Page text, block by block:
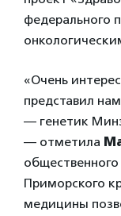
федерального
«Очень
представил
— генетик
— отметила
Приморского
медицины